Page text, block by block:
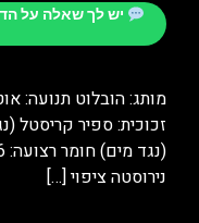
יש לך שאלה על
נירוסטה ציפוי […]